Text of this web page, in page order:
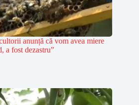
anunță că vom avea miere
a fost dezastru”